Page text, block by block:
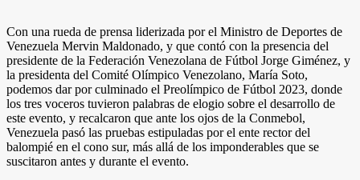
Con una rueda de prensa liderizada por el Ministro de Deportes de
Venezuela Mervin Maldonado, y que contó con la presencia del
presidente de la Federación Venezolana de Fútbol Jorge Giménez, y
la presidenta del Comité Olímpico Venezolano, María Soto,
podemos dar por culminado el Preolímpico de Fútbol 2023, donde
los tres voceros tuvieron palabras de elogio sobre el desarrollo de
este evento, y recalcaron que ante los ojos de la Conmebol,
Venezuela pasó las pruebas estipuladas por el ente rector del
balompié en el cono sur, más allá de los imponderables que se
suscitaron antes y durante el evento.